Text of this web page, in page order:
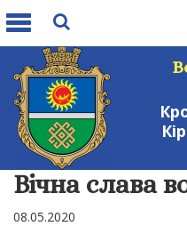
Toggle
Вічна слава
08.05.2020